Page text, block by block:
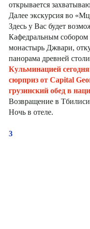
открывается
Далее экскурсия во
Здесь у Вас будет
Кафедральным собором
монастырь Джвари,
панорама древней
Кульминацией
сюрприз от Capital
грузинский обед в
Возвращение в
Ночь в отеле.
3